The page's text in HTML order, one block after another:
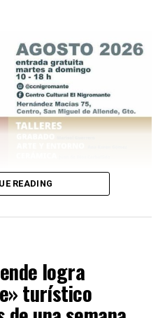
READING
logra
turístico